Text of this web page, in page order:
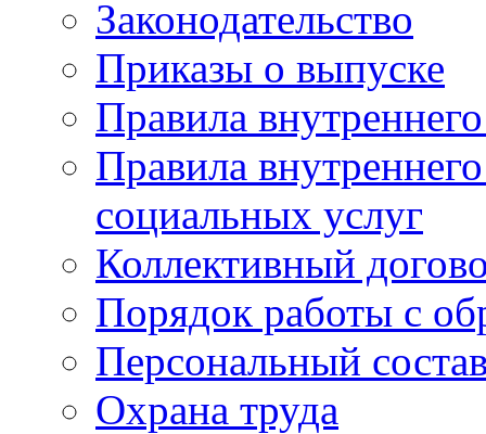
Законодательство
Приказы о выпуске
Правила
Правила
социальных услуг
Коллективный
Порядок работы с
Персональный
Охрана труда